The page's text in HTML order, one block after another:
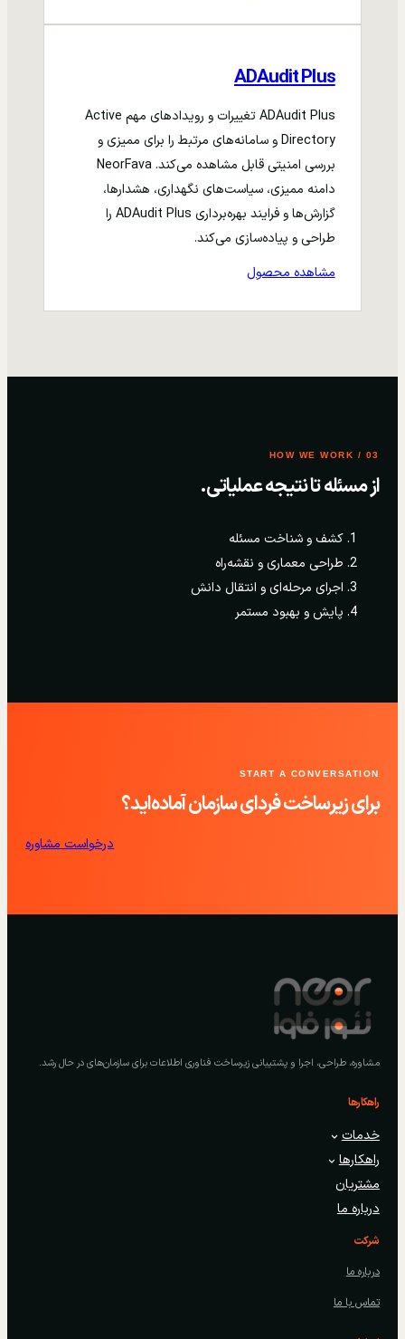
ADAudit Plus
ADAudit Plus تغییرات و رویدادهای مهم Active
Directory و سامانه‌های مرتبط را برای ممیزی و
بررسی امنیتی قابل مشاهده می‌کند. NeorFava
دامنه ممیزی، سیاست‌های نگهداری، هشدارها،
گزارش‌ها و فرایند بهره‌برداری ADAudit Plus را
طراحی و پیاده‌سازی می‌کند.
مشاهده محصول
03 / HOW WE WORK
از مسئله تا نتیجه عملیاتی.
کشف و شناخت مسئله
طراحی معماری و نقشه‌راه
اجرای مرحله‌ای و انتقال دانش
پایش و بهبود مستمر
START A CONVERSATION
برای زیرساخت فردای سازمان آماده‌اید؟
درخواست مشاوره
مشاوره، طراحی، اجرا و پشتیبانی زیرساخت فناوری اطلاعات برای سازمان‌های در حال رشد.
راهکارها
خدمات
راهکارها
مشتریان
درباره ما
شرکت
درباره ما
تماس با ما